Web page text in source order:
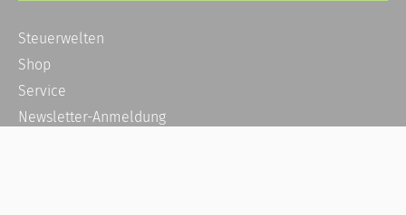
Steuerwelten
Shop
Service
Newsletter-Anmeldung